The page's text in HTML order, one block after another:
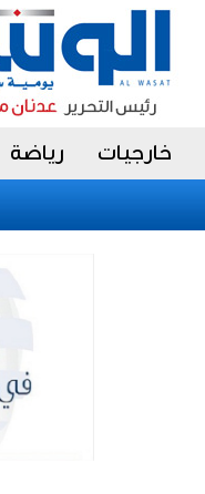
خارجيات رياضة